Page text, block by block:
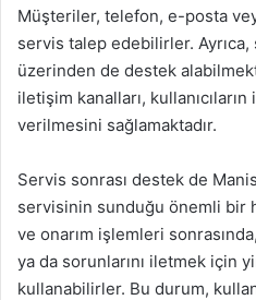
Müşteriler, telefon, e-posta
servis talep edebilirler.
üzerinden de destek
iletişim kanalları,
verilmesini sağlamaktadır.
Servis sonrası destek de
servisinin sunduğu önemli bir
ve onarım işlemleri
ya da sorunlarını iletmek için
kullanabilirler. Bu durum,